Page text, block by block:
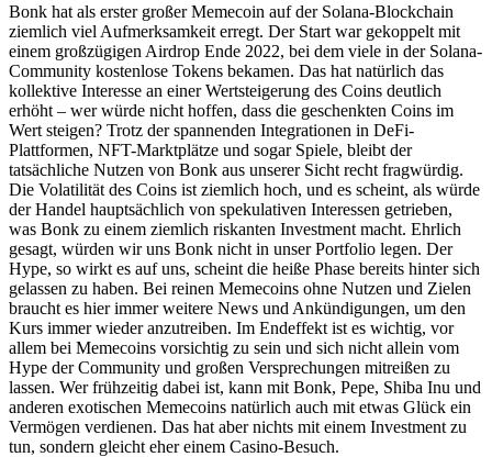
Bonk hat als erster großer Memecoin auf der Solana-Blockchain
ziemlich viel Aufmerksamkeit erregt. Der Start war gekoppelt mit
einem großzügigen Airdrop Ende 2022, bei dem viele in der Solana-
Community kostenlose Tokens bekamen. Das hat natürlich das
kollektive Interesse an einer Wertsteigerung des Coins deutlich
erhöht – wer würde nicht hoffen, dass die geschenkten Coins im
Wert steigen? Trotz der spannenden Integrationen in DeFi-
Plattformen, NFT-Marktplätze und sogar Spiele, bleibt der
tatsächliche Nutzen von Bonk aus unserer Sicht recht fragwürdig.
Die Volatilität des Coins ist ziemlich hoch, und es scheint, als würde
der Handel hauptsächlich von spekulativen Interessen getrieben,
was Bonk zu einem ziemlich riskanten Investment macht. Ehrlich
gesagt, würden wir uns Bonk nicht in unser Portfolio legen. Der
Hype, so wirkt es auf uns, scheint die heiße Phase bereits hinter sich
gelassen zu haben. Bei reinen Memecoins ohne Nutzen und Zielen
braucht es hier immer weitere News und Ankündigungen, um den
Kurs immer wieder anzutreiben. Im Endeffekt ist es wichtig, vor
allem bei Memecoins vorsichtig zu sein und sich nicht allein vom
Hype der Community und großen Versprechungen mitreißen zu
lassen. Wer frühzeitig dabei ist, kann mit Bonk, Pepe, Shiba Inu und
anderen exotischen Memecoins natürlich auch mit etwas Glück ein
Vermögen verdienen. Das hat aber nichts mit einem Investment zu
tun, sondern gleicht eher einem Casino-Besuch.